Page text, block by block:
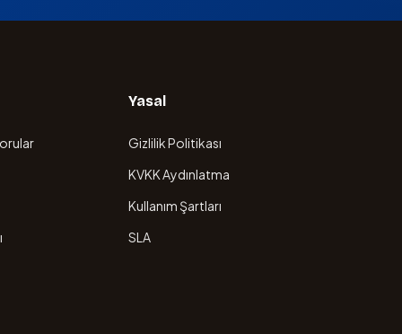
Yasal
Gizlilik Politikası
KVKK Aydınlatma
Kullanım Şartları
SLA